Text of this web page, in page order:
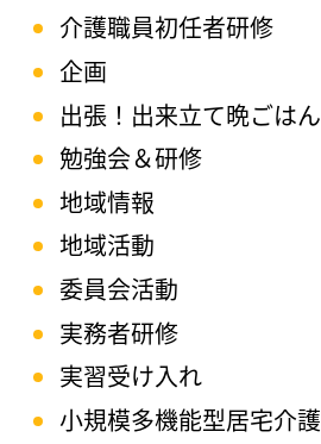
介護職員初任者研修
企画
出張！出来立て晩ごはん
勉強会＆研修
地域情報
地域活動
委員会活動
実務者研修
実習受け入れ
小規模多機能型居宅介護